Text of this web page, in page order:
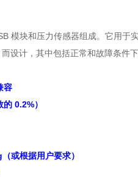
模块和压力传感器组成。它用于
设计，其中包括正常和故障条件
容
0.2%）
或根据用户要求）